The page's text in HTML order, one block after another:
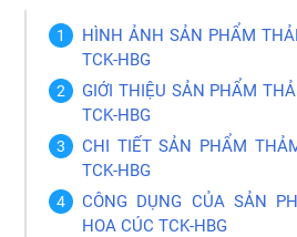
HÌNH ẢNH SẢN PHẨM
TCK-HBG
GIỚI THIỆU SẢN PHẨM
TCK-HBG
CHI TIẾT SẢN PHẨM
TCK-HBG
CÔNG DỤNG CỦA SẢN
HOA CÚC TCK-HBG